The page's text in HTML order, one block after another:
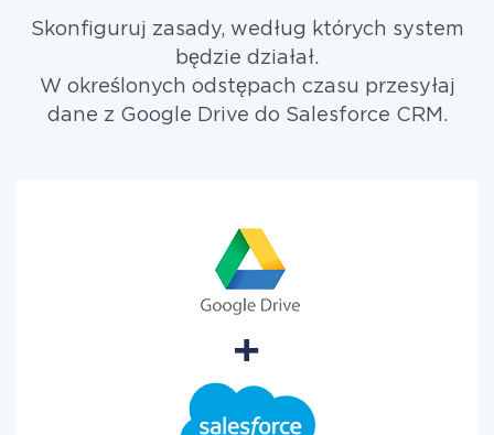
Skonfiguruj zasady, według których system
będzie działał.
W określonych odstępach czasu przesyłaj
dane z Google Drive do Salesforce CRM.